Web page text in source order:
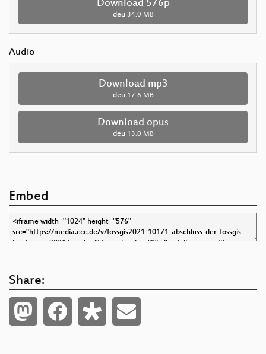
Download 576p
deu 34.0 MB
Audio
Download mp3
deu 17.6 MB
Download opus
deu 13.0 MB
Embed
Share: